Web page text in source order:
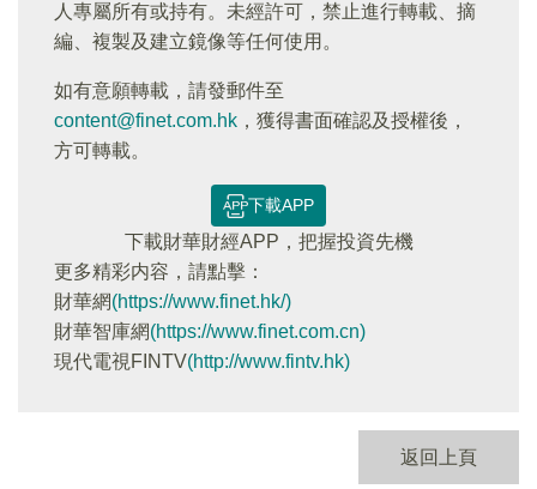
人專屬所有或持有。未經許可，禁止進行轉載、摘
編、複製及建立鏡像等任何使用。
如有意願轉載，請發郵件至
content@finet.com.hk ，獲得書面確認及授權後，
方可轉載。
下載APP
下載財華財經APP，把握投資先機
更多精彩内容，請點擊：
財華網(https://www.finet.hk/)
財華智庫網(https://www.finet.com.cn)
現代電視FINTV(http://www.fintv.hk)
返回上頁